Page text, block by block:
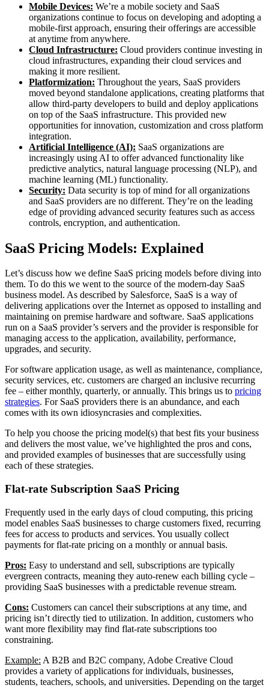
Mobile Devices: We’re a mobile society and SaaS
organizations continue to focus on developing and adopting a
mobile-first approach, ensuring their offerings are accessible
at anytime from anywhere.
Cloud Infrastructure: Cloud providers continue investing in
cloud infrastructures, expanding their cloud services and
making it more resilient.
Platformization: Throughout the years, SaaS providers
moved beyond standalone applications, creating platforms that
allow third-party developers to build and deploy applications
on top of the SaaS infrastructure. This provided new
opportunities for innovation, customization and cross platform
integration.
Artificial Intelligence (AI): SaaS organizations are
increasingly using AI to offer advanced functionality like
predictive analytics, natural language processing (NLP), and
machine learning (ML) functionality.
Security: Data security is top of mind for all organizations
and SaaS providers are no different. They’re on the leading
edge of providing advanced security features such as access
controls, encryption, and authentication.
SaaS Pricing Models: Explained
Let’s discuss how we define SaaS pricing models before diving into
them. To do this we went to the source of the modern-day SaaS
business model. As described by Salesforce, SaaS is a way of
delivering applications over the Internet as opposed to installing and
maintaining on premise hardware and software. SaaS applications
run on a SaaS provider’s servers and the provider is responsible for
managing access to the application, availability, performance,
upgrades, and security.
For software application usage, as well as maintenance, compliance,
security services, etc. customers are charged an inclusive recurring
fee – either monthly, quarterly, or annually. This brings us to pricing
strategies. For SaaS providers there is an abundance, and each
comes with its own idiosyncrasies and complexities.
To help you choose the pricing model(s) that best fits your business
and delivers the most value, we’ve highlighted the pros and cons,
and provided examples of businesses that are successfully using
each of these strategies.
Flat-rate Subscription SaaS Pricing
Frequently used in the early days of cloud computing, this pricing
model enables SaaS businesses to charge customers fixed, recurring
fees for access to products and services. You usually collect
payments for flat-rate pricing on a monthly or annual basis.
Pros: Easy to understand and sell, subscriptions are typically
evergreen contracts, meaning they auto-renew each billing cycle –
providing SaaS businesses with a predictable revenue stream.
Cons: Customers can cancel their subscriptions at any time, and
pricing isn’t directly tied to utilization. In addition, customers who
want more flexibility may find flat-rate subscriptions too
constraining.
Example: A B2B and B2C company, Adobe Creative Cloud
provides a variety of applications for individuals, businesses,
students, teachers, schools, and universities. Depending on the target